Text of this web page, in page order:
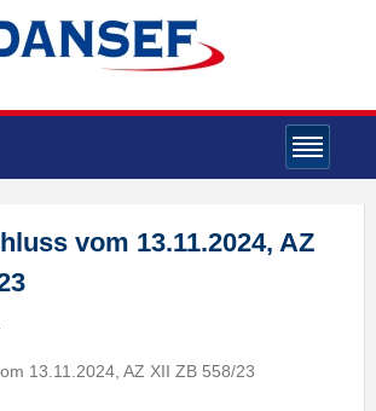
vom 13.11.2024, AZ
13.11.2024, AZ XII ZB 558/23